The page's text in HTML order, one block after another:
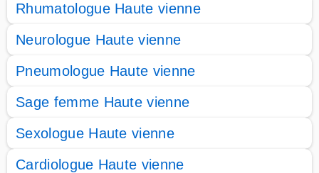
Rhumatologue Haute vienne
Neurologue Haute vienne
Pneumologue Haute vienne
Sage femme Haute vienne
Sexologue Haute vienne
Cardiologue Haute vienne